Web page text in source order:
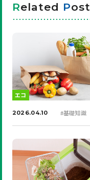
Related Post
エコ
2026.04.10 #基礎知識